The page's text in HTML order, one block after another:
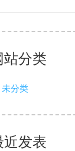
站分类
未分类
近发表